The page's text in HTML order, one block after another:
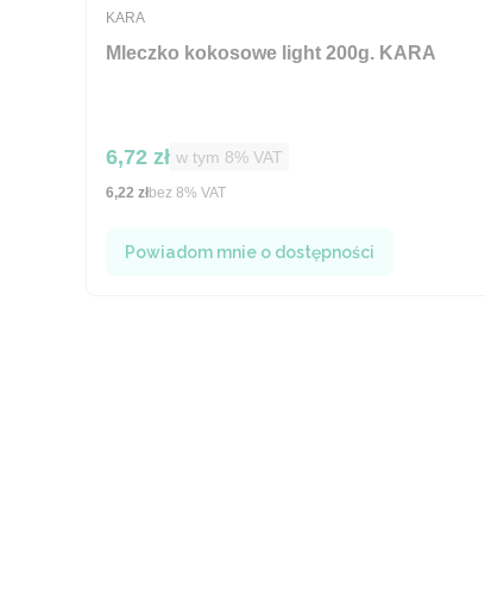
Mleczko kokosowe light 200g. KARA
PRODUCENT
KARA
Cena brutto
6,72 zł w tym %s VAT
w tym 8% VAT
Cena netto
6,22 złbez 8% VAT
Powiadom mnie o dostępności